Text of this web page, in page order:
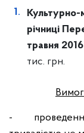
Культурно-
річниці
травня
тис. грн.
- проведення